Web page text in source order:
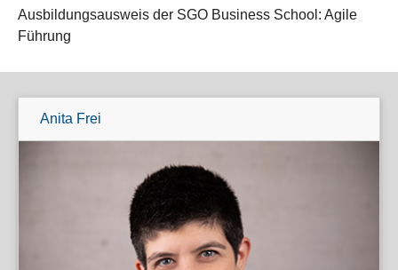
Ausbildungsausweis der SGO Business School: Agile
Führung
Anita Frei